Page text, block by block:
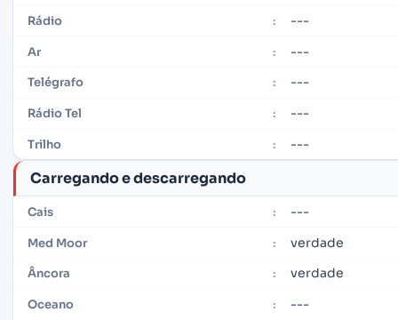
Rádio : ---
Ar : ---
Telégrafo : ---
Rádio Tel : ---
Trilho : ---
Carregando e descarregando
Cais : ---
Med Moor : verdade
Âncora : verdade
Oceano : ---